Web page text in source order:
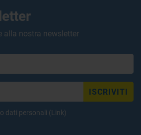
alla nostra newsletter
ISCRIVITI
dati personali (Link)